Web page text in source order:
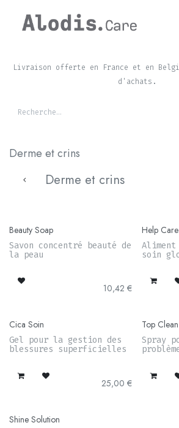
Livraison offerte en France et en
d'achats.
Derme et crins
Derme et crins
Beauty Soap
Savon concentré beauté de
la peau
10,42 €
Help Care
Aliment
soin
Cica Soin
Gel pour la gestion des
blessures superficielles
25,00 €
Top Clean
Spray
Shine Solution